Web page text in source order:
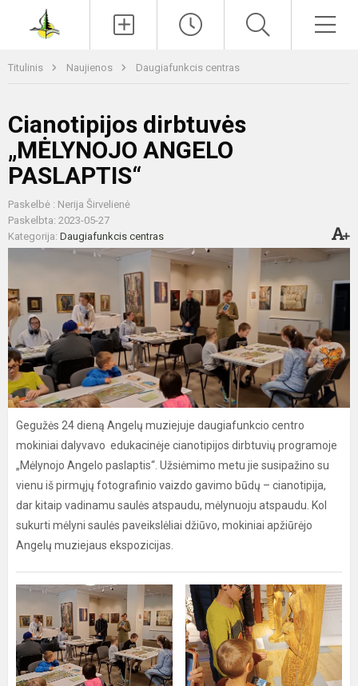
Titulinis Naujienos Daugiafunkcis centras
Cianotipijos dirbtuvės
„MĖLYNOJO ANGELO
PASLAPTIS“
Paskelbė : Nerija Širvelienė
Paskelbta: 2023-05-27
Kategorija: Daugiafunkcis centras
Gegužės 24 dieną Angelų muziejuje daugiafunkcio centro
mokiniai dalyvavo edukacinėje cianotipijos dirbtuvių programoje
„Mėlynojo Angelo paslaptis“. Užsiėmimo metu jie susipažino su
vienu iš pirmųjų fotografinio vaizdo gavimo būdų – cianotipija,
dar kitaip vadinamu saulės atspaudu, mėlynuoju atspaudu. Kol
sukurti mėlyni saulės paveikslėliai džiūvo, mokiniai apžiūrėjo
Angelų muziejaus ekspozicijas.